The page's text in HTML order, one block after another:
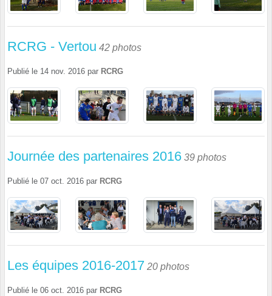
RCRG - Vertou 42 photos
Publié le 14 nov. 2016 par RCRG
Journée des partenaires 2016 39 photos
Publié le 07 oct. 2016 par RCRG
Les équipes 2016-2017 20 photos
Publié le 06 oct. 2016 par RCRG